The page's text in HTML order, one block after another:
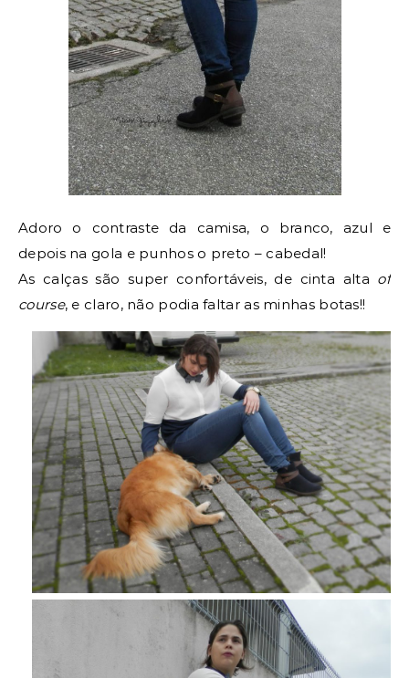
Adoro o contraste da camisa, o branco, azul e
depois na gola e punhos o preto – cabedal!
As calças são super confortáveis, de cinta alta of
course, e claro, não podia faltar as minhas botas!!